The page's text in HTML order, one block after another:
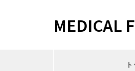
MEDICAL